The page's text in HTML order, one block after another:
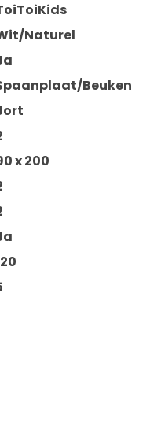
Naturel
Beuken
x 200